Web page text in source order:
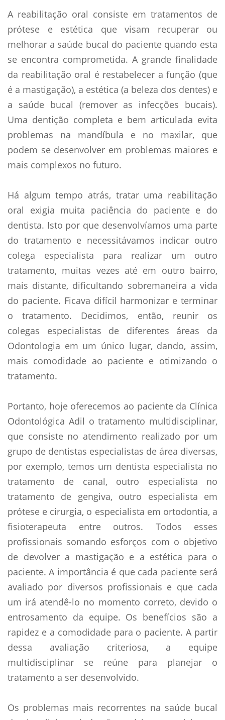
A reabilitação oral consiste em tratamentos de
prótese e estética que visam recuperar ou
melhorar a saúde bucal do paciente quando esta
se encontra comprometida. A grande finalidade
da reabilitação oral é restabelecer a função (que
é a mastigação), a estética (a beleza dos dentes) e
a saúde bucal (remover as infecções bucais).
Uma dentição completa e bem articulada evita
problemas na mandíbula e no maxilar, que
podem se desenvolver em problemas maiores e
mais complexos no futuro.
Há algum tempo atrás, tratar uma reabilitação
oral exigia muita paciência do paciente e do
dentista. Isto por que desenvolvíamos uma parte
do tratamento e necessitávamos indicar outro
colega especialista para realizar um outro
tratamento, muitas vezes até em outro bairro,
mais distante, dificultando sobremaneira a vida
do paciente. Ficava difícil harmonizar e terminar
o tratamento. Decidimos, então, reunir os
colegas especialistas de diferentes áreas da
Odontologia em um único lugar, dando, assim,
mais comodidade ao paciente e otimizando o
tratamento.
Portanto, hoje oferecemos ao paciente da Clínica
Odontológica Adil o tratamento multidisciplinar,
que consiste no atendimento realizado por um
grupo de dentistas especialistas de área diversas,
por exemplo, temos um dentista especialista no
tratamento de canal, outro especialista no
tratamento de gengiva, outro especialista em
prótese e cirurgia, o especialista em ortodontia, a
fisioterapeuta entre outros. Todos esses
profissionais somando esforços com o objetivo
de devolver a mastigação e a estética para o
paciente. A importância é que cada paciente será
avaliado por diversos profissionais e que cada
um irá atendê-lo no momento correto, devido o
entrosamento da equipe. Os benefícios são a
rapidez e a comodidade para o paciente. A partir
dessa avaliação criteriosa, a equipe
multidisciplinar se reúne para planejar o
tratamento a ser desenvolvido.
Os problemas mais recorrentes na saúde bucal